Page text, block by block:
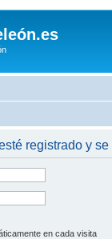
registrado y
en cada visita